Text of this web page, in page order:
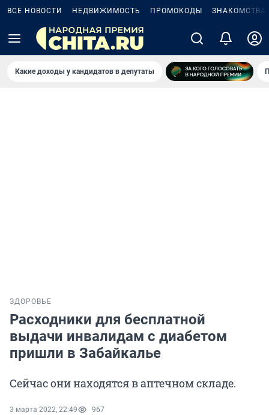
ВСЕ НОВОСТИ НЕДВИЖИМОСТЬ ПРОМОКОДЫ ЗНАКОМСТВА
Какие доходы у кандидатов в депутаты
ЗДОРОВЬЕ
Расходники для бесплатной
выдачи инвалидам с диабетом
пришли в Забайкалье
Сейчас они находятся в аптечном складе.
3 марта 2022, 22:49 967